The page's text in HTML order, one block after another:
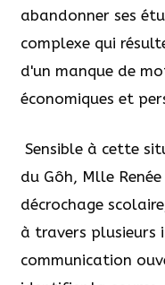
abandonner ses
complexe qui
d'un manque de
économiques et
Sensible à cette
du Gôh, Mlle
décrochage
à travers plusieurs
communication